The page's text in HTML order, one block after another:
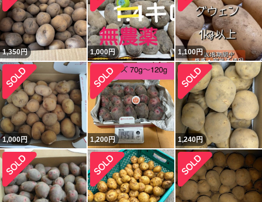
1,350円 1,000円 1,100円
1,000円 1,200円 1,240円